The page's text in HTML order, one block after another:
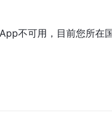
不可用，目前您所在